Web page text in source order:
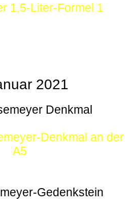
1,5-Liter-Formel 1
2021
Denkmal
Denkmal an der
A5
Gedenkstein